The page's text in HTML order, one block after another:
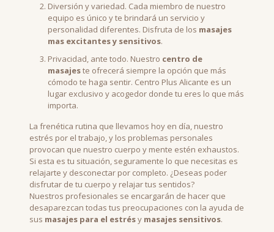
Diversión y variedad. Cada miembro de nuestro
equipo es único y te brindará un servicio y
personalidad diferentes. Disfruta de los masajes
mas excitantes y sensitivos.
Privacidad, ante todo. Nuestro centro de
masajeste ofrecerá siempre la opción que más
cómodo te haga sentir. Centro Plus Alicante es un
lugar exclusivo y acogedor donde tu eres lo que más
importa.
La frenética rutina que llevamos hoy en día, nuestro
estrés por el trabajo, y los problemas personales
provocan que nuestro cuerpo y mente estén exhaustos.
Si esta es tu situación, seguramente lo que necesitas es
relajarte y desconectar por completo. ¿Deseas poder
disfrutar de tu cuerpo y relajar tus sentidos?
Nuestros profesionales se encargarán de hacer que
desaparezcan todas tus preocupaciones con la ayuda de
sus masajes para el estrésy masajes sensitivos.